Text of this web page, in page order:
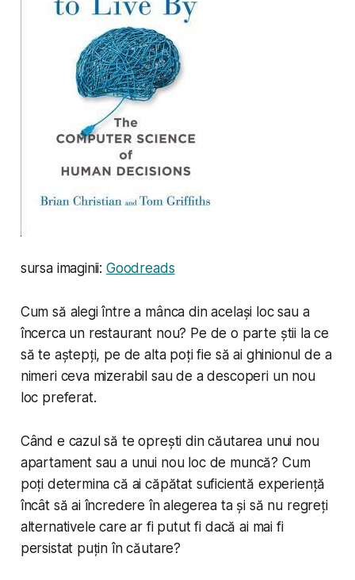
sursa imaginii: Goodreads
Cum să alegi între a mânca din același loc sau a
încerca un restaurant nou? Pe de o parte știi la ce
să te aștepți, pe de alta poți fie să ai ghinionul de a
nimeri ceva mizerabil sau de a descoperi un nou
loc preferat.
Când e cazul să te oprești din căutarea unui nou
apartament sau a unui nou loc de muncă? Cum
poți determina că ai căpătat suficientă experiență
încât să ai încredere în alegerea ta și să nu regreți
alternativele care ar fi putut fi dacă ai mai fi
persistat puțin în căutare?